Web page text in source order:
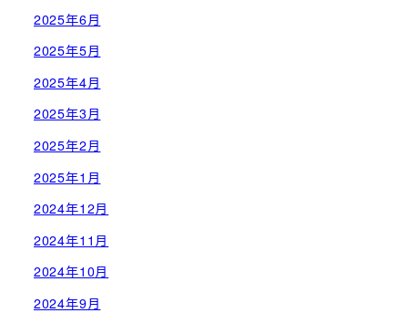
2025年6月
2025年5月
2025年4月
2025年3月
2025年2月
2025年1月
2024年12月
2024年11月
2024年10月
2024年9月